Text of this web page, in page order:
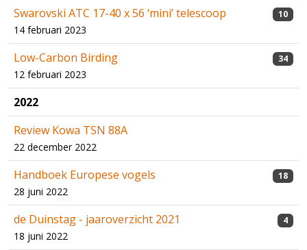
Swarovski ATC 17-40 x 56 ‘mini’ telescoop
14 februari 2023
10
Low-Carbon Birding
12 februari 2023
34
2022
Review Kowa TSN 88A
22 december 2022
Handboek Europese vogels
28 juni 2022
18
de Duinstag - jaaroverzicht 2021
18 juni 2022
4